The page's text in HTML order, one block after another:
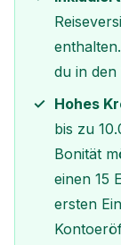
du in
Hohes
bis zu
Bonität
einen 15
ersten